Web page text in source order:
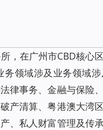
，在广州市CBD核心
领域涉及业务领域
律事务、金融与保险
产清算、粤港澳大湾
、私人财富管理及传